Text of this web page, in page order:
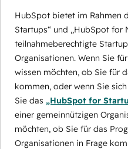
HubSpot bietet im Rahmen
Startups“ und „HubSpot for
teilnahmeberechtigte
Organisationen. Wenn Sie
wissen möchten, ob Sie für
kommen, oder wenn Sie
Sie das „HubSpot for
einer gemeinnützigen
möchten, ob Sie für das
Organisationen in Frage